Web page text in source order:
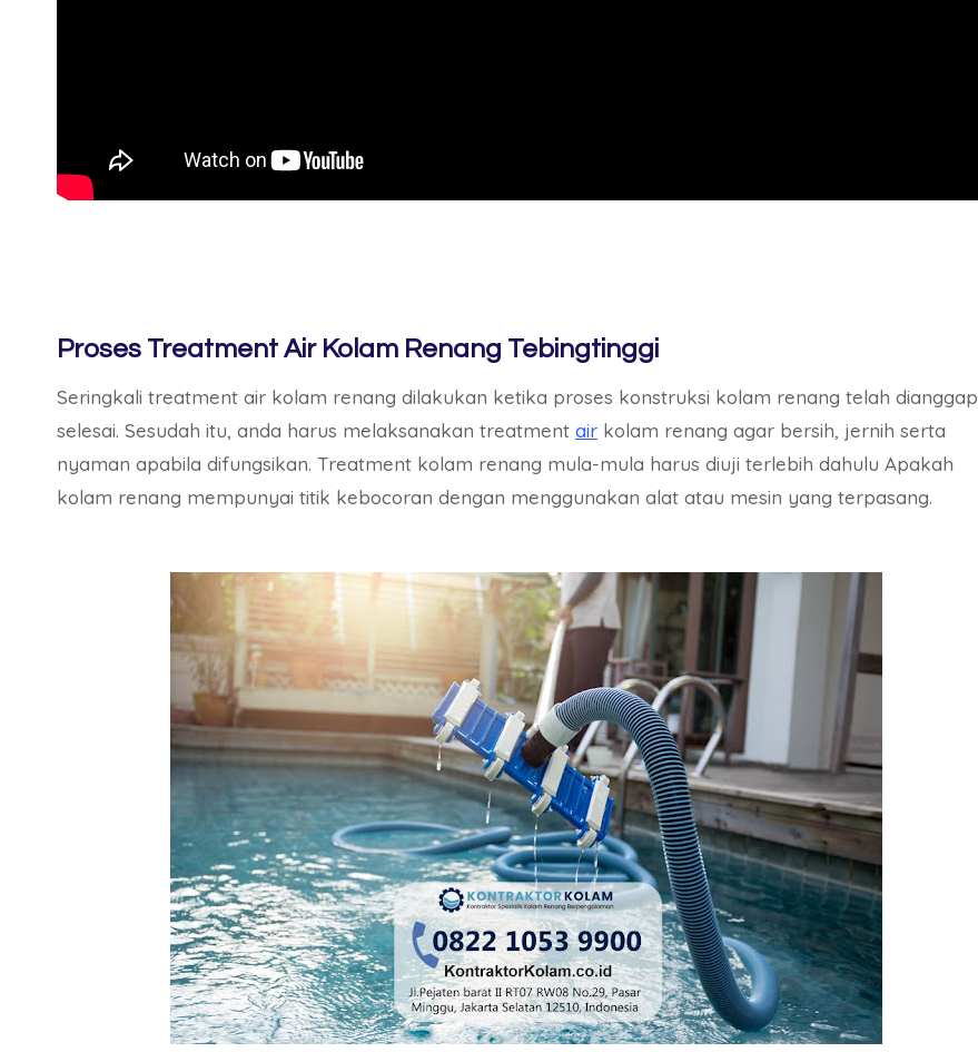
Proses Treatment Air Kolam Renang Tebingtinggi
Seringkali treatment air kolam renang dilakukan ketika proses konstruksi kolam renang telah dianggap
selesai. Sesudah itu, anda harus melaksanakan treatment air kolam renang agar bersih, jernih serta
nyaman apabila difungsikan. Treatment kolam renang mula-mula harus diuji terlebih dahulu Apakah
kolam renang mempunyai titik kebocoran dengan menggunakan alat atau mesin yang terpasang.